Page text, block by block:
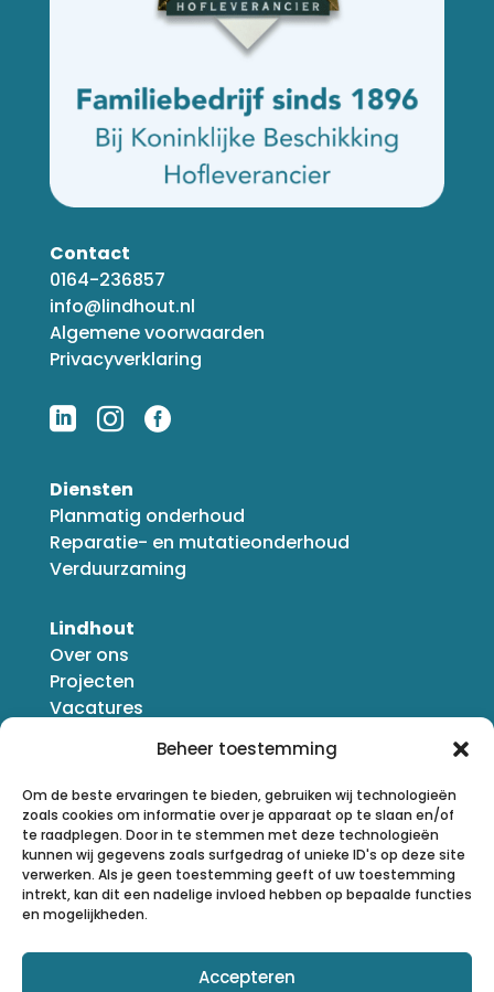
Beheer toestemming
Om de beste ervaringen te bieden, gebruiken wij technologieën
zoals cookies om informatie over je apparaat op te slaan en/of
te raadplegen. Door in te stemmen met deze technologieën
kunnen wij gegevens zoals surfgedrag of unieke ID's op deze site
verwerken. Als je geen toestemming geeft of uw toestemming
intrekt, kan dit een nadelige invloed hebben op bepaalde functies
en mogelijkheden.
Accepteren
Lindhout
Over ons
Projecten
Vacatures
Diensten
Planmatig onderhoud
Reparatie- en mutatieonderhoud
Verduurzaming
Contact
0164-236857
info@lindhout.nl
Algemene voorwaarden
Privacyverklaring
  